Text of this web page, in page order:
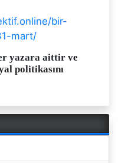
bir-
mart/
yazara aittir ve
politikasını